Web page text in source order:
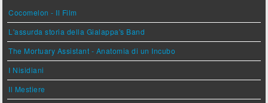
Cocomelon - Il Film
L'assurda storia della Gialappa's Band
The Mortuary Assistant - Anatomia di un Incubo
I Nisidiani
Il Mestiere